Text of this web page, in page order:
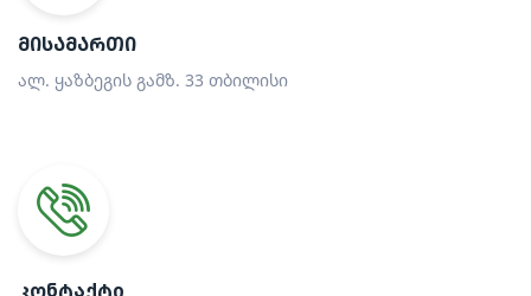
ᲛᲘᲡᲐᲛᲐᲠᲗᲘ
ალ. ყაზბეგის გამზ. 33 თბილისი
ᲙᲝᲜᲢᲐᲥᲢᲘ